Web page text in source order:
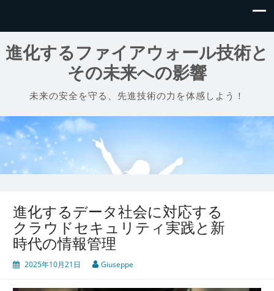
進化するファイアウォール技術と
その未来への影響
未来の安全を守る、先進技術の力を体感しよう！
進化するデータ社会に対応する
クラウドセキュリティ実践と新
時代の情報管理
2025年10月21日 Giuseppe